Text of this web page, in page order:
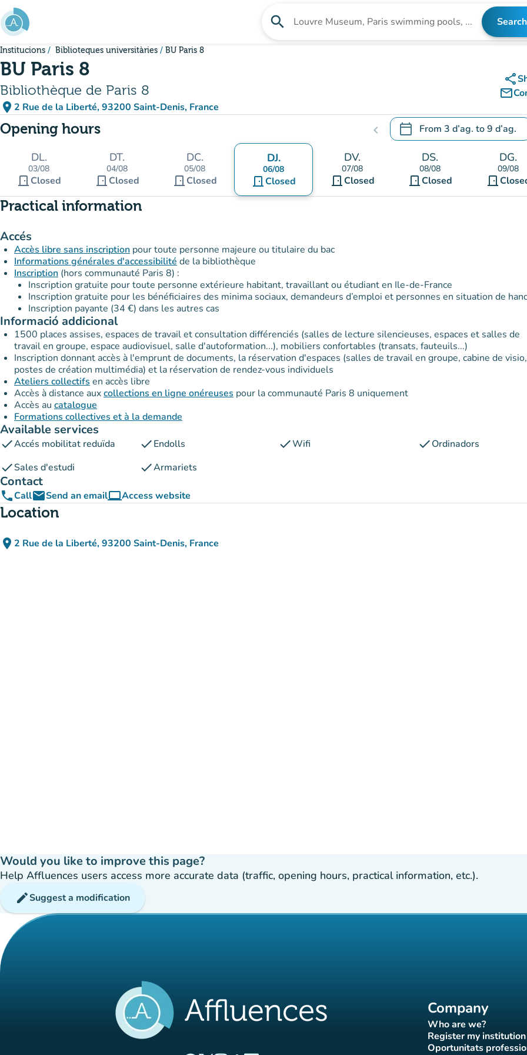
Go to main content
search Search for an institution Search
Institucions Biblioteques universitàries BU Paris 8
BU Paris 8
Bibliothèque de Paris 8
place 2 Rue de la Liberté, 93200 Saint-Denis, France
(open in Google Maps)
(new tab)
share
mail_outline
Opening hours chevron_left calendar_today From 3 d’ag. to9 d’ag.
.Open the calendar to change
DL.
03/08
door_front Closed
DT.
04/08
door_front Closed
DC.
05/08
door_front Closed
DJ.
06/08
door_front Closed
DV.
07/08
door_front Closed
DS.
08/08
door_frontClosed
DG.
09/08
door_front
Practical information
Accés
Accès libre sans inscription pour toute personne majeure ou titulaire du bac
Informations générales d'accessibilité de la bibliothèque
Inscription (hors communauté Paris 8) :
Inscription gratuite pour toute personne extérieure habitant, travaillant ou étudiant en Ile-de-France
Inscription gratuite pour les bénéficiaires des minima sociaux, demandeurs d’emploi et personnes en situation de
Inscription payante (34 €) dans les autres cas
Informació addicional
1500 places assises, espaces de travail et consultation différenciés (salles de lecture silencieuses, espaces et salles de
travail en groupe, espace audiovisuel, salle d'autoformation...), mobiliers confortables (transats, fauteuils...)
Inscription donnant accès à l'emprunt de documents, la réservation d'espaces (salles de travail en groupe, cabine de visio,
postes de création multimédia) et la réservation de rendez-vous individuels
Ateliers collectifs en accès libre
Accès à distance auxcollections en ligne onéreuses pour la communauté Paris 8 uniquement
Accès au catalogue
Formations collectives et à la demande
Services handicapet salle dédiée
Available services
checkAccés mobilitat reduïda checkEndolls checkWifi checkOrdinadors
checkSales d'estudi checkArmariets
Contact
phoneCallemailSend an emailcomputerAccess website
(new tab)
Location
place 2 Rue de la Liberté, 93200 Saint-Denis, France
(open in Google Maps)
(new tab)
Would you like to improve this page?
Help Affluences users access more accurate data (traffic, opening hours, practical information, etc.).
editSuggest a modification
Company
Who are we?
(new tab)
Register my institution
(new tab)
Oportunitats